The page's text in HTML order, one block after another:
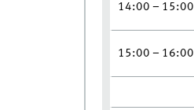
14:00 – 15:00
15:00 – 16:00